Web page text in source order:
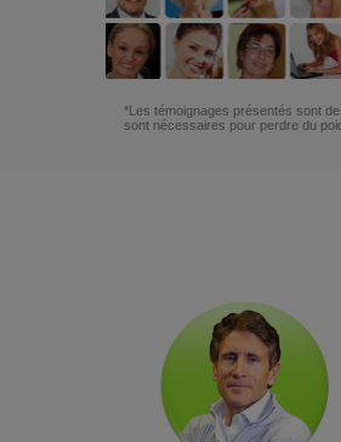
*Les témoignages présentés sont
sont nécessaires pour perdre du